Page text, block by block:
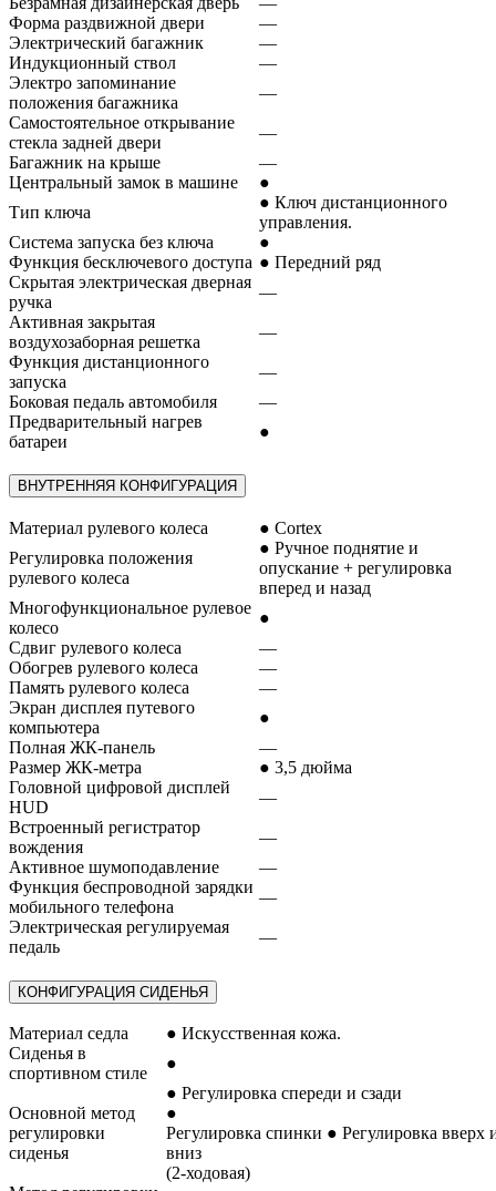
Форма раздвижной двери
—
Электрический багажник
—
Индукционный ствол
—
Электро запоминание
положения багажника
—
Самостоятельное открывание
стекла задней двери
—
Багажник на крыше
—
Центральный замок в машине
●
Тип ключа
● Ключ дистанционного
управления.
Система запуска без ключа
●
Функция бесключевого доступа ● Передний ряд
Скрытая электрическая дверная
ручка
—
Активная закрытая
воздухозаборная решетка
—
Функция дистанционного
запуска
—
Боковая педаль автомобиля
—
Предварительный нагрев
батареи
●
ВНУТРЕННЯЯ КОНФИГУРАЦИЯ
Материал рулевого колеса
● Cortex
Регулировка положения
рулевого колеса
● Ручное поднятие и
опускание + регулировка
вперед и назад
Многофункциональное рулевое
колесо
●
Сдвиг рулевого колеса
—
Обогрев рулевого колеса
—
Память рулевого колеса
—
Экран дисплея путевого
компьютера
●
Полная ЖК-панель
—
Размер ЖК-метра
● 3,5 дюйма
Головной цифровой дисплей
HUD
—
Встроенный регистратор
вождения
—
Активное шумоподавление
—
Функция беспроводной зарядки
мобильного телефона
—
Электрическая регулируемая
педаль
—
КОНФИГУРАЦИЯ СИДЕНЬЯ
Материал седла
● Искусственная кожа.
Сиденья в
спортивном стиле
●
Основной метод
регулировки
сиденья
● Регулировка спереди и сзади
●
Регулировка спинки ● Регулировка вверх
вниз
(2-ходовая)